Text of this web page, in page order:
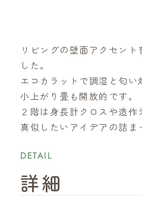
リビングの壁面アクセン
した。
エコカラットで調湿と匂い
小上がり畳も開放的です。
２階は身長計クロスや造作
真似したいアイデアの詰ま
DETAIL
詳細